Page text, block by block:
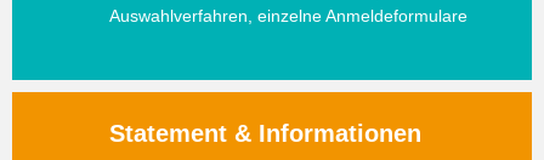
Auswahlverfahren, einzelne Anmeldeformulare
Statement & Informationen